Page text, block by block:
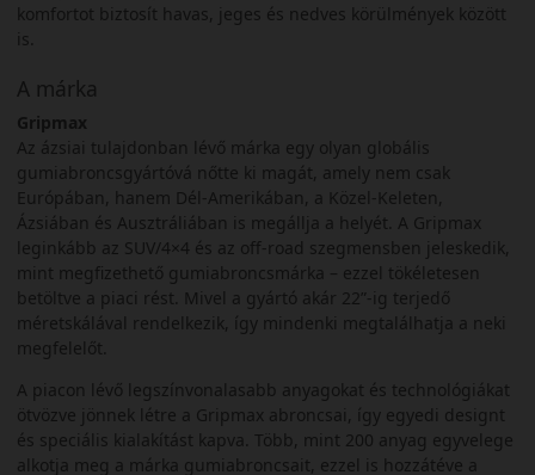
komfortot biztosít havas, jeges és nedves körülmények között
is.
A márka
Gripmax
Az ázsiai tulajdonban lévő márka egy olyan globális
gumiabroncsgyártóvá nőtte ki magát, amely nem csak
Európában, hanem Dél-Amerikában, a Közel-Keleten,
Ázsiában és Ausztráliában is megállja a helyét. A Gripmax
leginkább az SUV/4×4 és az off-road szegmensben jeleskedik,
mint megfizethető gumiabroncsmárka – ezzel tökéletesen
betöltve a piaci rést. Mivel a gyártó akár 22”-ig terjedő
méretskálával rendelkezik, így mindenki megtalálhatja a neki
megfelelőt.
A piacon lévő legszínvonalasabb anyagokat és technológiákat
ötvözve jönnek létre a Gripmax abroncsai, így egyedi designt
és speciális kialakítást kapva. Több, mint 200 anyag egyvelege
alkotja meg a márka gumiabroncsait, ezzel is hozzátéve a